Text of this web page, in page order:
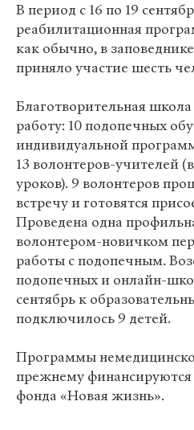
В период с 16 по 19
реабилитационная
как обычно, в
приняло участие шесть
Благотворительная
работу: 10 подопечных
индивидуальной
13 волонтеров-учителей
уроков). 9 волонтеров
встречу и готовятся
Проведена одна
волонтером-новичком
работы с подопечным.
подопечных и онлайн-
сентябрь к
подключилось 9 детей.
Программы
прежнему финансируются
фонда «Новая жизнь».